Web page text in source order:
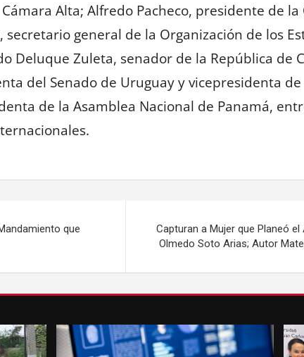
Alta; Alfredo Pacheco, presidente de la
secretario general de la Organización de los
Deluque Zuleta, senador de la República de
del Senado de Uruguay y vicepresidenta de
de la Asamblea Nacional de Panamá,
que
Capturan a Mujer que Planeó
Olmedo Soto Arias; Autor